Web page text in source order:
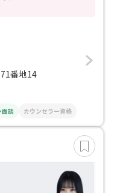
番地14
談 カウンセラー資格